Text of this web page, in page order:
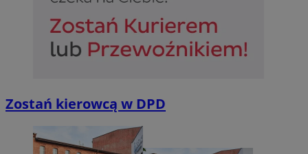
Zostań kierowcą w DPD